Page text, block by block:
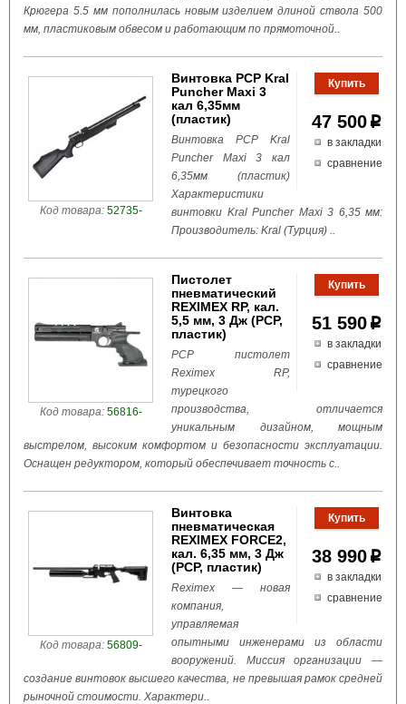
Крюгера 5.5 мм пополнилась новым изделием длиной ствола 500
мм, пластиковым обвесом и работающим по прямоточной..
47 500 p
в закладки
сравнение
Код товара:52735-
Винтовка PCP Kral
Puncher Maxi 3
кал 6,35мм
(пластик)
Винтовка PCP Kral
Puncher Maxi 3 кал
6,35мм (пластик)
Характеристики
винтовки Kral Puncher Maxi 3 6,35 мм:
Производитель: Kral (Турция) ..
51 590 p
в закладки
сравнение
Код товара:56816-
Пистолет
пневматический
REXIMEX RP, кал.
5,5 мм, 3 Дж (РСР,
пластик)
РСР пистолет
Reximex RP,
турецкого
производства, отличается
уникальным дизайном, мощным
выстрелом, высоким комфортом и безопасности эксплуатации.
Оснащен редуктором, который обеспечивает точность с..
38 990 p
в закладки
сравнение
Код товара:56809-
Винтовка
пневматическая
REXIMEX FORCE2,
кал. 6,35 мм, 3 Дж
(РСР, пластик)
Reximex — новая
компания,
управляемая
опытными инженерами из области
вооружений. Миссия организации —
создание винтовок высшего качества, не превышая рамок средней
рыночной стоимости. Характери..